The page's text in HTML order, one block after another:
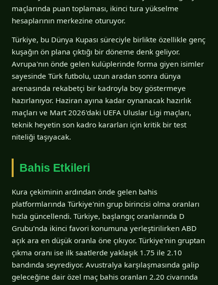
maçlarında puan toplaması, ikinci tura yükselme
hesaplarının merkezine oturuyor.
Türkiye, bu Dünya Kupası süreciyle birlikte özellikle genç
kuşağın ön plana çıktığı bir döneme denk geliyor.
Avrupa'nın önde gelen kulüplerinde forma giyen isimler
sayesinde Türk futbolu, uzun aradan sonra dünya
arenasında rekabetçi bir kadroyla boy göstermeye
hazırlanıyor. Haziran ayına kadar oynanacak hazırlık
maçları ve Mart 2026'daki UEFA Uluslar Ligi maçları,
teknik heyetin son kadro kararları için kritik bir test
niteliği taşıyacak.
Bahis Etkileri
Kura çekiminin ardından önde gelen bahis
platformlarında Türkiye'nin grup birincisi olma oranları
hızla güncellendi. Türkiye, başlangıç oranlarında D
Grubu'nda ikinci favori konumuna yerleştirilirken ABD
açık ara en düşük oranla öne çıkıyor. Türkiye'nin gruptan
çıkma oranı ise ilk saatlerde yaklaşık 1.75 ile 2.10
bandında seyrediyor. Avustralya karşılaşmasında galip
geleceğine dair özel maç bahis oranları 2.20 civarında